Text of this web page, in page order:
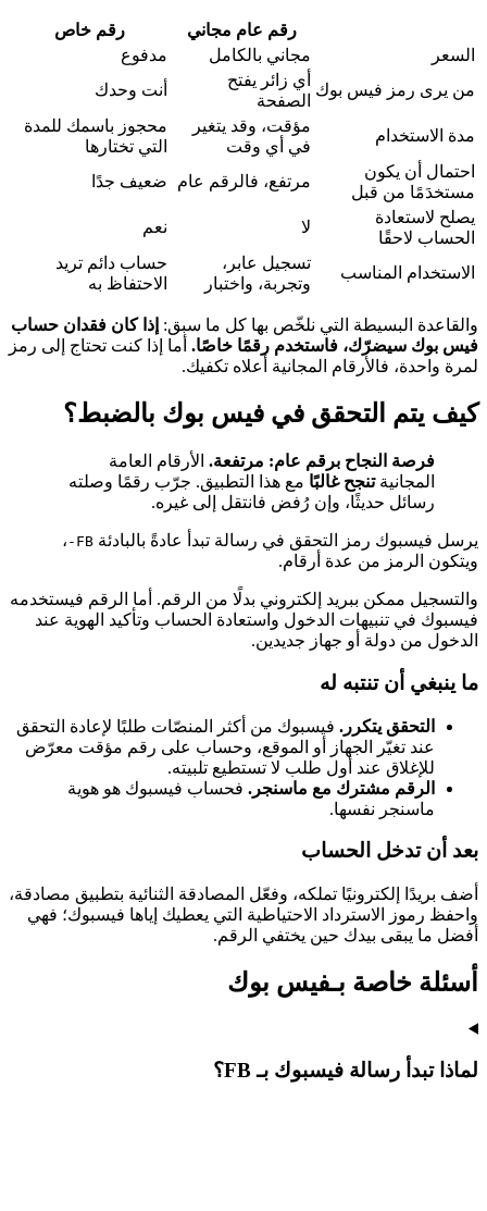
رقم عام مجاني
رقم خاص
السعر
مجاني بالكامل
مدفوع
من يرى رمز فيس بوك
أي زائر يفتح
الصفحة
أنت وحدك
مدة الاستخدام
مؤقت، وقد يتغير
في أي وقت
محجوز باسمك للمدة
التي تختارها
احتمال أن يكون
مستخدَمًا من قبل
مرتفع، فالرقم عام
ضعيف جدًا
يصلح لاستعادة
الحساب لاحقًا
لا نعم
الاستخدام المناسب
تسجيل عابر،
وتجربة، واختبار
حساب دائم تريد
الاحتفاظ به
والقاعدة البسيطة التي نلخّص بها كل ما سبق: إذا كان فقدان حساب
فيس بوك سيضرّك، فاستخدم رقمًا خاصًا. أما إذا كنت تحتاج إلى رمز
لمرة واحدة، فالأرقام المجانية أعلاه تكفيك.
كيف يتم التحقق في فيس بوك بالضبط؟
فرصة النجاح برقم عام: مرتفعة. الأرقام العامة
المجانيةتنجح غالبًا مع هذا التطبيق. جرّب رقمًا وصلته
رسائل حديثًا، وإن رُفض فانتقل إلى غيره.
يرسل فيسبوك رمز التحقق في رسالة تبدأ عادةً بالبادئة FB-
،
ويتكون الرمز من عدة أرقام.
والتسجيل ممكن ببريد إلكتروني بدلًا من الرقم. أما الرقم فيستخدمه
فيسبوك في تنبيهات الدخول واستعادة الحساب وتأكيد الهوية عند
الدخول من دولة أو جهاز جديدين.
ما ينبغي أن تنتبه له
التحقق يتكرر. فيسبوك من أكثر المنصّات طلبًا لإعادة التحقق
عند تغيّر الجهاز أو الموقع، وحساب على رقم مؤقت معرّض
للإغلاق عند أول طلب لا تستطيع تلبيته.
الرقم مشترك مع ماسنجر. فحساب فيسبوك هو هوية
ماسنجر نفسها.
بعد أن تدخل الحساب
أضف بريدًا إلكترونيًا تملكه، وفعّل المصادقة الثنائية بتطبيق مصادقة،
واحفظ رموز الاسترداد الاحتياطية التي يعطيك إياها فيسبوك؛ فهي
أفضل ما يبقى بيدك حين يختفي الرقم.
أسئلة خاصة بـفيس بوك
لماذا تبدأ رسالة فيسبوك بـ FB؟